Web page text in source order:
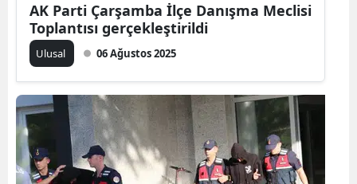
AK Parti Çarşamba İlçe Danışma Meclisi
Toplantısı gerçekleştirildi
Ulusal 06 Ağustos 2025